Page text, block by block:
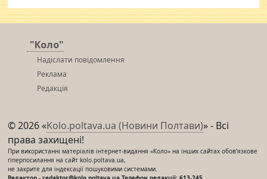
"Коло"
Надіслати повідомлення
Реклама
Редакція
© 2026 «Kolo.poltava.ua (Новини Полтави)» - Всі
права захищені!
При використанні матеріалів інтернет-видання «Коло» на інших сайтах обов’язкове
гіперпосилання на сайт kolo.poltava.ua,
не закрите для індексації пошуковими системами.